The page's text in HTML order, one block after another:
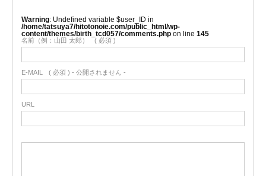
Warning : Undefined variable $user_ID in
/home/tatsuya7/hitotonoie.com/public_html/wp-
content/themes/birth_tcd057/comments.php on line 145
名前（例：山田 太郎） ( 必須 )
E-MAIL ( 必須 ) - 公開されません -
URL